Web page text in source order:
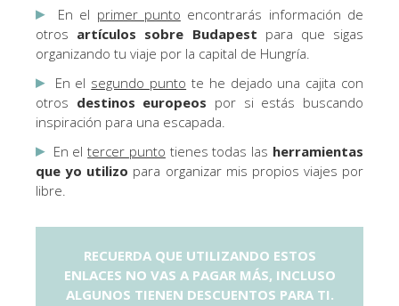
▸En el primer punto encontrarás información de
otros artículos sobre Budapest para que sigas
organizando tu viaje por la capital de Hungría.
▸En el segundo punto te he dejado una cajita con
otros destinos europeos por si estás buscando
inspiración para una escapada.
▸En eltercer punto tienes todas las herramientas
que yo utilizo para organizar mis propios viajes por
libre.
RECUERDA QUE UTILIZANDO ESTOS
ENLACES NO VAS A PAGAR MÁS, INCLUSO
ALGUNOS TIENEN DESCUENTOS PARA TI.